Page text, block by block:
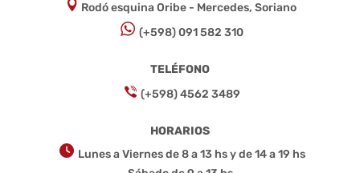
Rodó esquina Oribe - Mercedes, Soriano
(+598) 091 582 310
TELÉFONO
(+598) 4562 3489
HORARIOS
Lunes a Viernes de 8 a 13 hs y de 14 a 19 hs